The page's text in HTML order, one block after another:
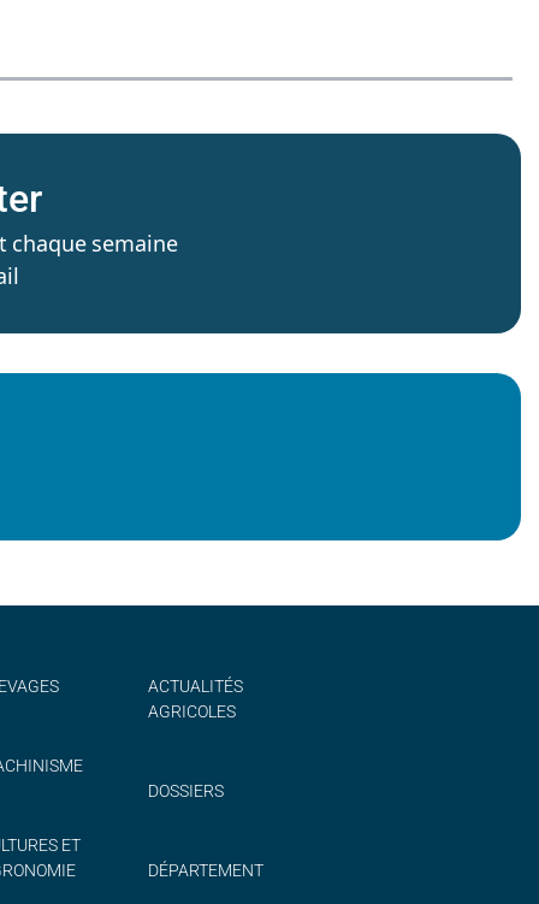
chaque semaine
ET
ACTUALITÉS
AGRICOLES
DOSSIERS
DÉPARTEMENT